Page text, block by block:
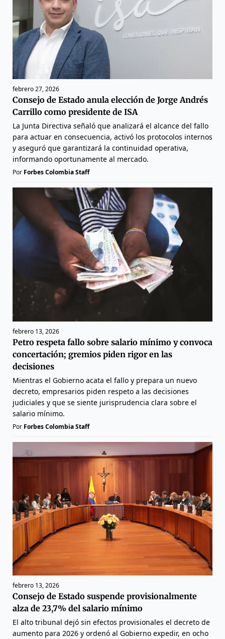
febrero 27, 2026
Consejo de Estado anula elección de Jorge Andrés
Carrillo como presidente de ISA
La Junta Directiva señaló que analizará el alcance del fallo
para actuar en consecuencia, activó los protocolos internos
y aseguró que garantizará la continuidad operativa,
informando oportunamente al mercado.
Por Forbes Colombia Staff
febrero 13, 2026
Petro respeta fallo sobre salario mínimo y convoca
concertación; gremios piden rigor en las
decisiones
Mientras el Gobierno acata el fallo y prepara un nuevo
decreto, empresarios piden respeto a las decisiones
judiciales y que se siente jurisprudencia clara sobre el
salario mínimo.
Por Forbes Colombia Staff
febrero 13, 2026
Consejo de Estado suspende provisionalmente
alza de 23,7% del salario mínimo
El alto tribunal dejó sin efectos provisionales el decreto de
aumento para 2026 y ordenó al Gobierno expedir, en ocho